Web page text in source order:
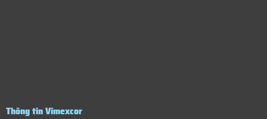
Thông tin Vimexcor